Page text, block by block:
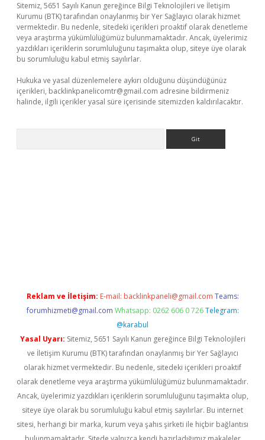
Sitemiz, 5651 Sayılı Kanun gereğince Bilgi Teknolojileri ve İletişim
Kurumu (BTK) tarafından onaylanmış bir Yer Sağlayıcı olarak hizmet
vermektedir. Bu nedenle, sitedeki içerikleri proaktif olarak denetleme
veya araştırma yükümlülüğümüz bulunmamaktadır. Ancak, üyelerimiz
yazdıkları içeriklerin sorumluluğunu taşımakta olup, siteye üye olarak
bu sorumluluğu kabul etmiş sayılırlar.
Hukuka ve yasal düzenlemelere aykırı olduğunu düşündüğünüz
içerikleri, backlinkpanelicomtr@gmail.com adresine bildirmeniz
halinde, ilgili içerikler yasal süre içerisinde sitemizden kaldırılacaktır.
Reklam ve İletişim: E-mail: backlinkpaneli@gmail.com Teams:
forumhizmeti@gmail.com Whatsapp: 0262 606 0 726 Telegram:
@karabul
Yasal Uyarı: Sitemiz, 5651 Sayılı Kanun gereğince Bilgi Teknolojileri
ve İletişim Kurumu (BTK) tarafından onaylanmış bir Yer Sağlayıcı
olarak hizmet vermektedir. Bu nedenle, sitedeki içerikleri proaktif
olarak denetleme veya araştırma yükümlülüğümüz bulunmamaktadır.
Ancak, üyelerimiz yazdıkları içeriklerin sorumluluğunu taşımakta olup,
siteye üye olarak bu sorumluluğu kabul etmiş sayılırlar. Bu internet
sitesi, herhangi bir marka, kurum veya şahıs şirketi ile hiçbir bağlantısı